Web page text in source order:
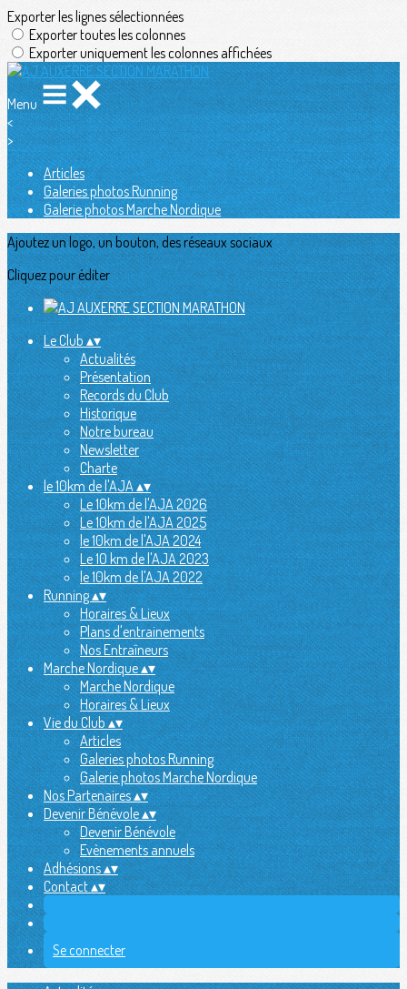
Exporter les lignes sélectionnées
Exporter toutes les colonnes
Exporter uniquement les colonnes affichées
Menu
<
>
Articles
Galeries photos Running
Galerie photos Marche Nordique
Ajoutez un logo, un bouton, des réseaux sociaux
Cliquez pour éditer
Le Club▴▾
Actualités
Présentation
Records du Club
Historique
Notre bureau
Newsletter
Charte
le 10km de l'AJA▴▾
Le 10km de l'AJA 2026
Le 10km de l'AJA 2025
le 10km de l'AJA 2024
Le 10 km de l'AJA 2023
le 10km de l'AJA 2022
Running▴▾
Horaires & Lieux
Plans d'entrainements
Nos Entraîneurs
Marche Nordique▴▾
Marche Nordique
Horaires & Lieux
Vie du Club▴▾
Articles
Galeries photos Running
Galerie photos Marche Nordique
Nos Partenaires▴▾
Devenir Bénévole▴▾
Devenir Bénévole
Evènements annuels
Adhésions▴▾
Contact▴▾
Se connecter